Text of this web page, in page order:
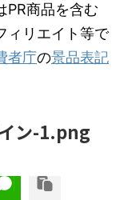
PR商品を含む
ィリエイト等で
者庁の景品表記
ン-1.png